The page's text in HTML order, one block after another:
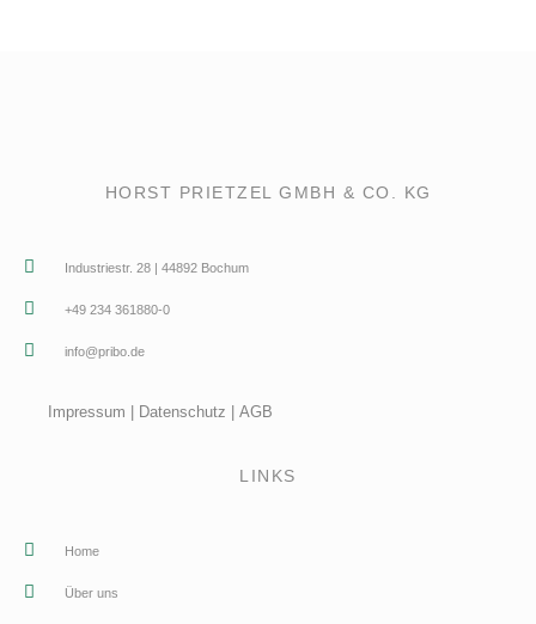
HORST PRIETZEL GMBH & CO. KG
Industriestr. 28 | 44892 Bochum
+49 234 361880-0
info@pribo.de
Impressum | Datenschutz | AGB
LINKS
Home
Über uns